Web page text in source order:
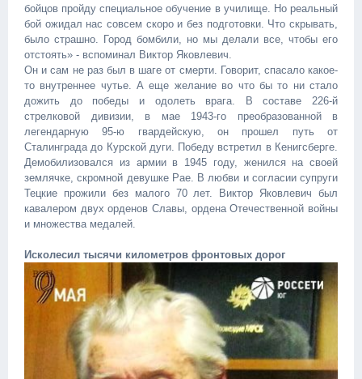
бойцов пройду специальное обучение в училище. Но реальный
бой ожидал нас совсем скоро и без подготовки. Что скрывать,
было страшно. Город бомбили, но мы делали все, чтобы его
отстоять» - вспоминал Виктор Яковлевич.
Он и сам не раз был в шаге от смерти. Говорит, спасало какое-
то внутреннее чутье. А еще желание во что бы то ни стало
дожить до победы и одолеть врага. В составе 226-й
стрелковой дивизии, в мае 1943-го преобразованной в
легендарную 95-ю гвардейскую, он прошел путь от
Сталинграда до Курской дуги. Победу встретил в Кенигсберге.
Демобилизовался из армии в 1945 году, женился на своей
землячке, скромной девушке Рае. В любви и согласии супруги
Тецкие прожили без малого 70 лет. Виктор Яковлевич был
кавалером двух орденов Славы, ордена Отечественной войны
и множества медалей.
Исколесил тысячи километров фронтовых дорог